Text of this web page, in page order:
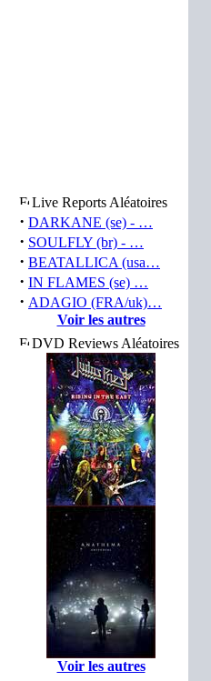
Live Reports Aléatoires
· DARKANE (se) - …
· SOULFLY (br) - …
· BEATALLICA (usa…
· IN FLAMES (se) …
· ADAGIO (FRA/uk)…
Voir les autres
DVD Reviews Aléatoires
Voir les autres